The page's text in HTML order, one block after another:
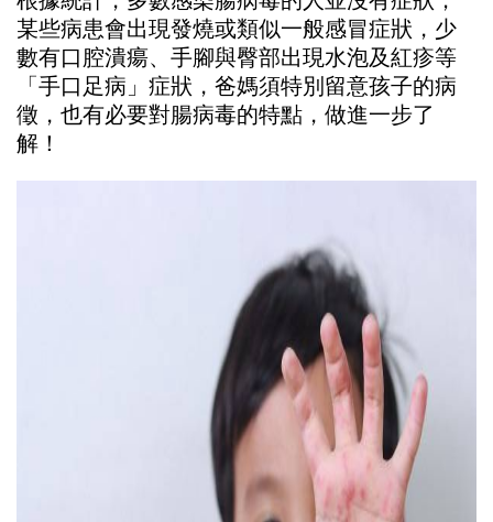
某些病患會出現發燒或類似一般感冒症狀，少
數有口腔潰瘍、手腳與臀部出現水泡及紅疹等
「手口足病」症狀，爸媽須特別留意孩子的病
徵，也有必要對腸病毒的特點，做進一步了
解！